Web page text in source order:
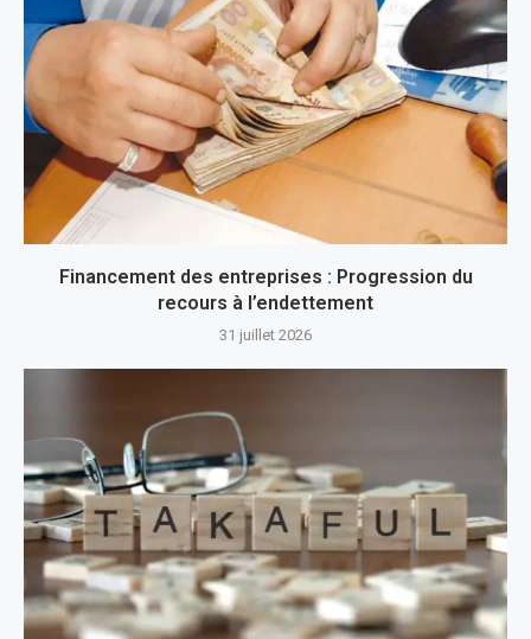
Financement des entreprises : Progression du
recours à l’endettement
31 juillet 2026